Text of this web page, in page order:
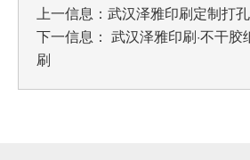
上一信息： 武汉泽雅印刷定制打
下一信息： 武汉泽雅印刷·不干
刷